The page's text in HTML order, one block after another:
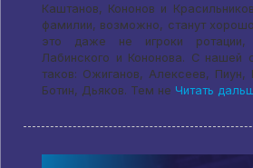
Каштанов, Кононов и
фамилии, возможно, станут
это даже не игроки ротации,
Лабинского и Кононова. С нашей
таков: Ожиганов, Алексеев, Пиун,
Ботин, Дьяков. Тем не Читать